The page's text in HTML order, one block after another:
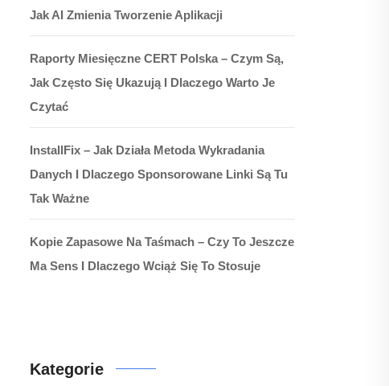
Jak AI Zmienia Tworzenie Aplikacji
Raporty Miesięczne CERT Polska – Czym Są,
Jak Często Się Ukazują I Dlaczego Warto Je
Czytać
InstallFix – Jak Działa Metoda Wykradania
Danych I Dlaczego Sponsorowane Linki Są Tu
Tak Ważne
Kopie Zapasowe Na Taśmach – Czy To Jeszcze
Ma Sens I Dlaczego Wciąż Się To Stosuje
Kategorie